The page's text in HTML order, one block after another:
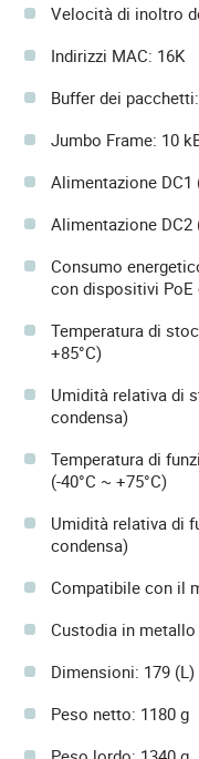
Velocità di inoltro
Indirizzi MAC: 16K
Buffer dei
Jumbo Frame: 10
Alimentazione DC1
Alimentazione DC2
Consumo
con dispositivi
Temperatura di
+85°C)
Umidità relativa di
condensa)
Temperatura di
(-40°C ~ +75°C)
Umidità relativa di
condensa)
Compatibile con il
Custodia in metallo
Dimensioni: 179
Peso netto: 1180 g